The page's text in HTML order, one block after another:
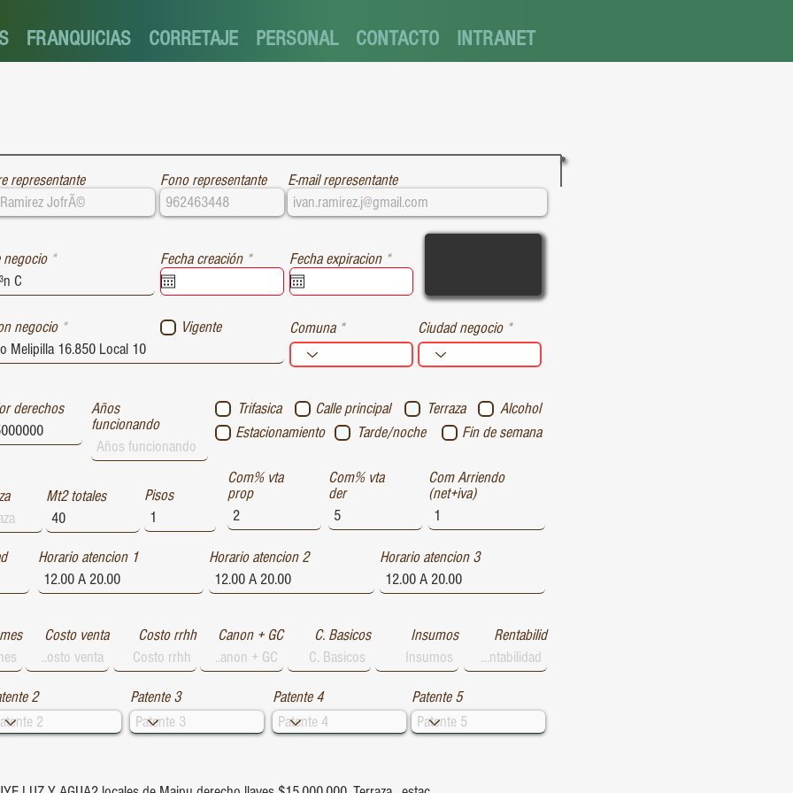
FRANQUICIAS CORRETAJE PERSONAL CONTACTO INTRANET
representante Fono representante E-mail representante
negocio Fecha creación *r
e
d
Fecha expiracion *r
e
r
d
negocio Comuna Ciudad negocio
Vigente
derechos
Años
funcionando
Trifasica Calle principal Alcohol
Terraza
Estacionamiento
Tarde/noche Fin de semana
Mt2 totales Pisos
Com% vta
prop
Com% vta
der
Com Arriendo
(net+iva)
Horario atencion 1 Horario atencion 2 Horario atencion 3
Costo venta Costo rrhh Canon + GC C. Basicos Insumos Rentabilid
2 Patente 3 Patente 4 Patente 5